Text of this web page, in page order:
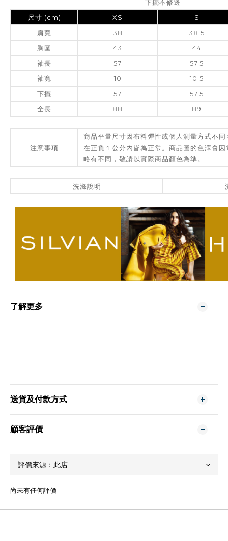
下擺不修邊
尺寸 (cm)
XS
S
肩寬
38
38.5
胸圍
43
44
袖長
57
57.5
袖寬
10
10.5
下擺
57
57.5
全長
88 89
注意事項
商品平量尺寸因布料彈性或個人測量方式不
在正負１公分內皆為正常。商品圖的色澤會
略有不同，敬請以實際商品顏色為準。
洗滌說明
了解更多
送貨及付款方式
顧客評價
尚未有任何評價